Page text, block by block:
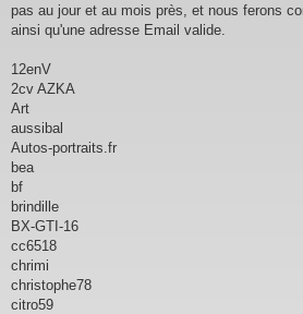
pas au jour et au mois près, et nous ferons
ainsi qu'une adresse Email valide.
12enV
2cv AZKA
Art
aussibal
Autos-portraits.fr
bea
bf
brindille
BX-GTI-16
cc6518
chrimi
christophe78
citro59